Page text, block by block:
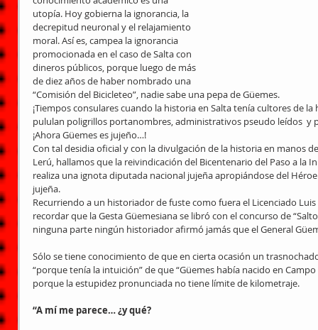
utopía. Hoy gobierna la ignorancia, la
decrepitud neuronal y el relajamiento
moral. Así es, campea la ignorancia
promocionada en el caso de Salta con
dineros públicos, porque luego de más
de diez años de haber nombrado una
“Comisión del Bicicleteo”, nadie sabe una pepa de Güemes.
¡Tiempos consulares cuando la historia en Salta tenía cultores de
pululan poligrillos portanombres, administrativos pseudo leídos  y
¡Ahora Güemes es jujeño…!
Con tal desidia oficial y con la divulgación de la historia en manos
Lerú, hallamos que la reivindicación del Bicentenario del Paso a la
realiza una ignota diputada nacional jujeña apropiándose del
jujeña.
Recurriendo a un historiador de fuste como fuera el Licenciado
recordar que la Gesta Güemesiana se libró con el concurso de
ninguna parte ningún historiador afirmó jamás que el General
Sólo se tiene conocimiento de que en cierta ocasión un
“porque tenía la intuición” de que “Güemes había nacido en
porque la estupidez pronunciada no tiene límite de kilometraje.
“A mí me parece… ¿y qué?